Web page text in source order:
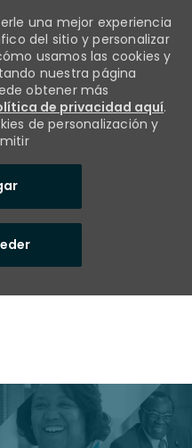
una mejor experiencia
del sitio y personalizar
usamos las cookies y
nuestra página
obtener más
de privacidad aquí.
de personalización y